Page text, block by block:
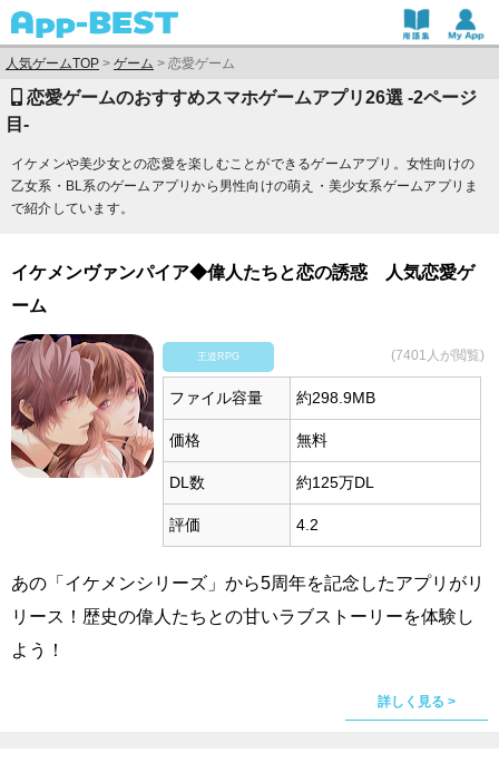
人気ゲームTOP > ゲーム > 恋愛ゲーム
恋愛ゲームのおすすめスマホゲームアプリ26選 -2ページ
目-
イケメンや美少女との恋愛を楽しむことができるゲームアプリ。女性向けの
乙女系・BL系のゲームアプリから男性向けの萌え・美少女系ゲームアプリま
で紹介しています。
イケメンヴァンパイア◆偉人たちと恋の誘惑 人気恋愛ゲ
ーム
王道RPG (7401人が閲覧)
ファイル容量 約298.9MB
価格 無料
DL数 約125万DL
評価 4.2
あの「イケメンシリーズ」から5周年を記念したアプリがリ
リース！歴史の偉人たちとの甘いラブストーリーを体験し
よう！
詳しく見る >